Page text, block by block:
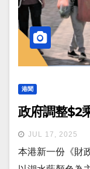
港聞
政府調整$2
JUL 17, 2025
本港新一份《財